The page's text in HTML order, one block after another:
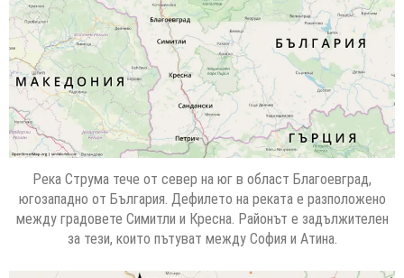
Река Струма тече от север на юг в област Благоевград,
югозападно от България. Дефилето на реката е разположено
между градовете Симитли и Кресна. Районът е задължителен
за тези, които пътуват между София и Атина.